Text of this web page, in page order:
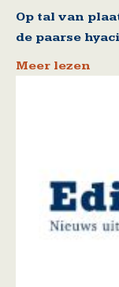
Op tal van
de paarse
Meer lezen